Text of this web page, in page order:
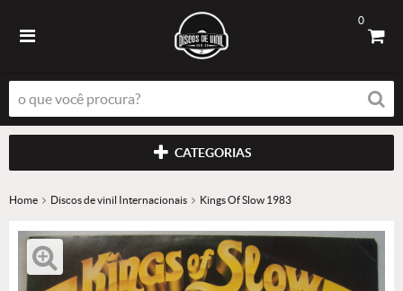
0
CATEGORIAS
Home Discos de vinil Internacionais Kings Of Slow 1983